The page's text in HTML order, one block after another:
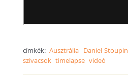
címkék:Ausztrália Daniel Stoupin
szivacsok timelapse videó